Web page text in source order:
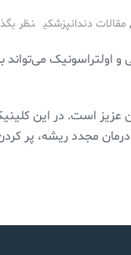
, مقالات دندانپزشکی نظر
است. در این
مجدد ریشه، پر